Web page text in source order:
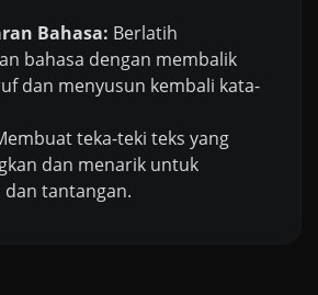
Bahasa: Berlatih
bahasa dengan membalik
dan menyusun kembali kata-
teka-teki teks yang
dan menarik untuk
tantangan.